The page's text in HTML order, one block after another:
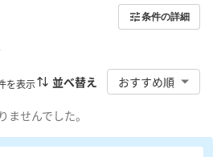
条件の詳細
を表示 並べ替え おすすめ順
せんでした。